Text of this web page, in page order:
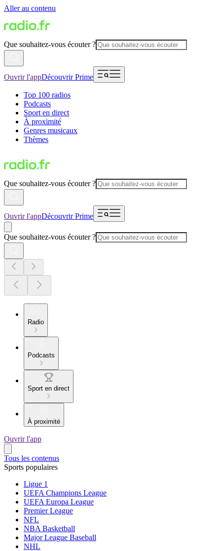
Aller au contenu
Que souhaitez-vous écouter ?
Ouvrir l'appDécouvrir Prime
Top 100 radios
Podcasts
Sport en direct
À proximité
Genres musicaux
Thèmes
Que souhaitez-vous écouter ?
Ouvrir l'appDécouvrir Prime
Que souhaitez-vous écouter ?
Radio
Podcasts
Sport en direct
À proximité
Ouvrir l'app
Tous les contenus
Sports populaires
Ligue 1
UEFA Champions League
UEFA Europa League
Premier League
NFL
NBA Basketball
Major League Baseball
NHL